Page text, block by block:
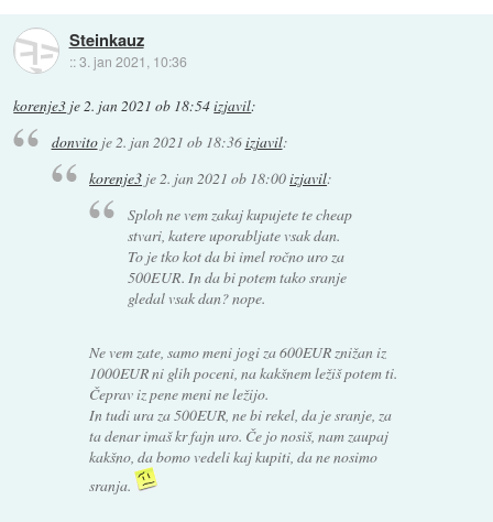
Steinkauz
::3. jan 2021, 10:36
korenje3 je2. jan 2021 ob 18:54izjavil:
donvitoje2. jan 2021 ob 18:36izjavil:
korenje3 je2. jan 2021 ob 18:00izjavil:
Sploh ne vem zakaj kupujete te cheap
stvari, katere uporabljate vsak dan.
To je tko kot da bi imel ročno uro za
500EUR. In da bi potem tako sranje
gledal vsak dan? nope.
Ne vem zate, samo meni jogi za 600EUR znižan iz
1000EUR ni glih poceni, na kakšnem ležiš potem ti.
Čeprav iz pene meni ne ležijo.
In tudi ura za 500EUR, ne bi rekel, da je sranje, za
ta denar imaš kr fajn uro. Če jo nosiš, nam zaupaj
kakšno, da bomo vedeli kaj kupiti, da ne nosimo
sranja.